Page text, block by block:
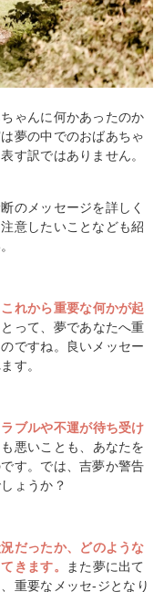
ゃんに何かあったのか
夢の中でのおばあちゃ
す訳ではありません。
のメッセージを詳しく
意したいことなども紹
これから重要な何かが起
って、夢であなたへ重
ですね。良いメッセー
す。
ブルや不運が待ち受け
悪いことも、あなたを
す。では、吉夢か警告
ょうか？
だったか、どのような
きます。
また夢に出て
重要なメッセ-ジとなり